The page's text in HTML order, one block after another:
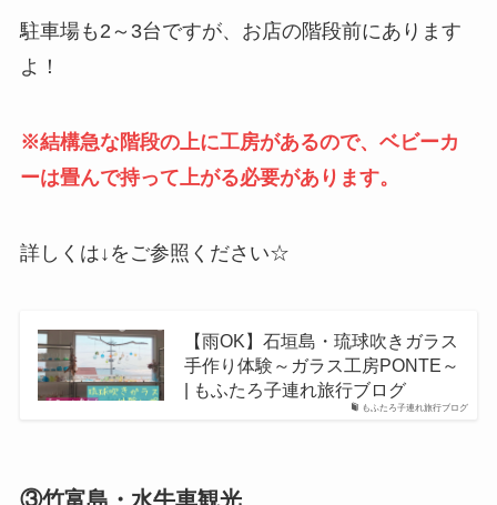
駐車場も2～3台ですが、お店の階段前にあります
よ！
※結構急な階段の上に工房があるので、ベビーカ
ーは畳んで持って上がる必要があります。
詳しくは↓をご参照ください☆
もふたろ子連れ旅行ブログ
【雨OK】石垣島・琉球吹きガラス
手作り体験～ガラス工房PONTE～
| もふたろ子連れ旅行ブログ
③竹富島・水牛車観光